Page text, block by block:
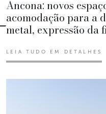
Ancona: novos
acomodação para a
metal, expressão da
LEIA TUDO EM DETALHES